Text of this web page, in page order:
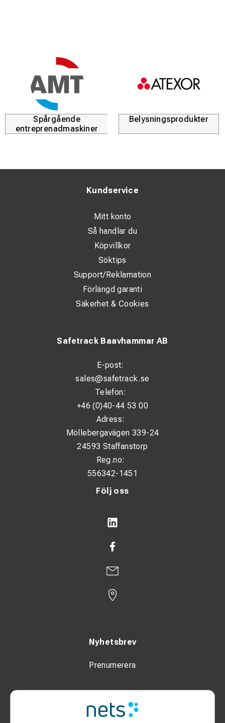
Spårgående
entreprenadmaskiner
Belysningsprodukter
Följ oss
Nyhetsbrev
Prenumerera
Safetrack Baavhammar AB
E-post:
sales@safetrack.se
Telefon:
+46 (0)40-44 53 00
Adress:
Möllebergavägen 339-24
24593 Staffanstorp
Reg.no:
556342-1451
Kundservice
Mitt konto
Så handlar du
Köpvillkor
Söktips
Support/Reklamation
Förlängd garanti
Säkerhet & Cookies